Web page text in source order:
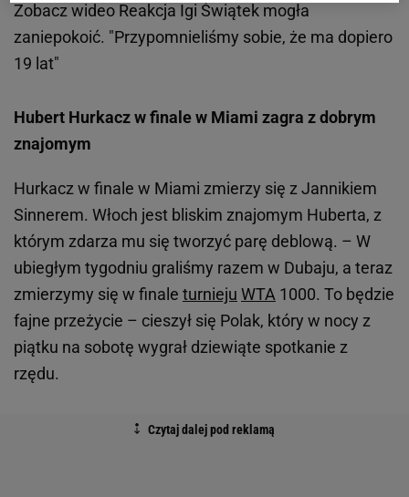
Zobacz wideo Reakcja Igi Świątek mogła
zaniepokoić. "Przypomnieliśmy sobie, że ma dopiero
19 lat"
Hubert Hurkacz w finale w Miami zagra z dobrym
znajomym
Hurkacz w finale w Miami zmierzy się z Jannikiem
Sinnerem. Włoch jest bliskim znajomym Huberta, z
którym zdarza mu się tworzyć parę deblową. – W
ubiegłym tygodniu graliśmy razem w Dubaju, a teraz
zmierzymy się w finale turnieju WTA 1000. To będzie
fajne przeżycie – cieszył się Polak, który w nocy z
piątku na sobotę wygrał dziewiąte spotkanie z
rzędu.